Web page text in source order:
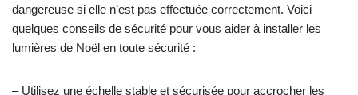
dangereuse si elle n’est pas effectuée correctement. Voici
quelques conseils de sécurité pour vous aider à installer les
lumières de Noël en toute sécurité :
– Utilisez une échelle stable et sécurisée pour accrocher les